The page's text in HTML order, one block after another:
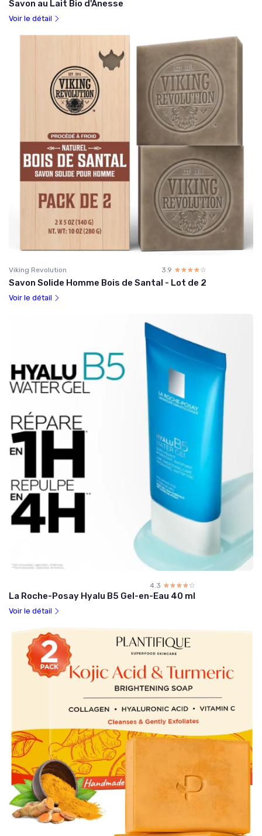
Savon au Lait Bio d'Anesse
Voir le détail
Viking Revolution 3.9 ☆☆☆☆☆
★★★★★
Savon Solide Homme Bois de Santal - Lot de 2
Voir le détail
4.3 ☆☆☆☆☆
★★★★★
La Roche-Posay Hyalu B5 Gel-en-Eau 40 ml
Voir le détail